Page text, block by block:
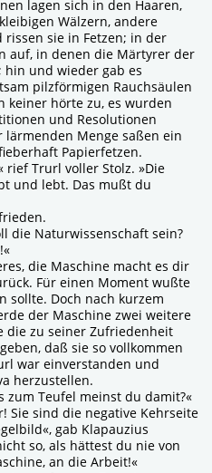
lagen sich in den Haaren,
Wälzern, andere
sie in Fetzen; in der
auf, in denen die Märtyrer der
hin und wieder gab es
pilzförmigen Rauchsäulen
keiner hörte zu, es wurden
und Resolutionen
Menge saßen ein
Papierfetzen.
rief Trurl voller Stolz. »Die
und lebt. Das mußt du
die Naturwissenschaft sein?
die Maschine macht es dir
Für einen Moment wußte
sollte. Doch nach kurzem
der Maschine zwei weitere
die zu seiner Zufriedenheit
daß sie so vollkommen
war einverstanden und
herzustellen.
zum Teufel meinst du damit?«
Sie sind die negative Kehrseite
gab Klapauzius
so, als hättest du nie von
an die Arbeit!«